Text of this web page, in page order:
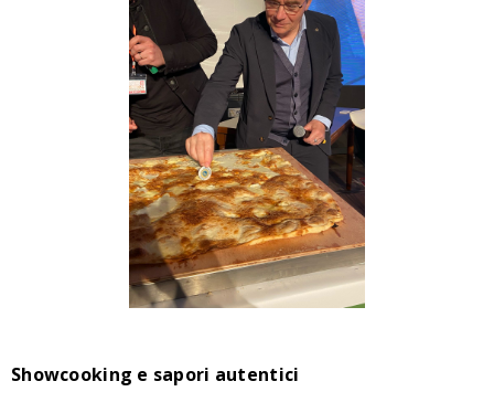
Showcooking e sapori autentici